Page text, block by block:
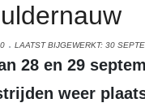
LAATST BIJGEWERKT: 30
weer